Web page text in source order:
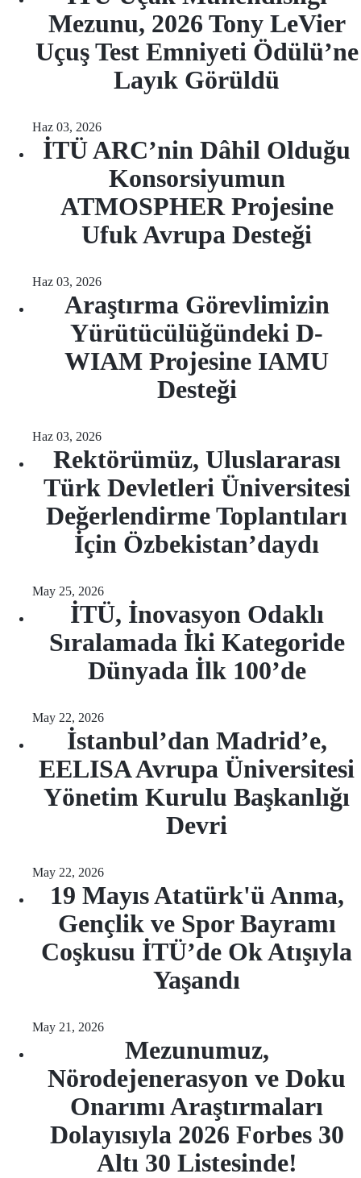
Mezunu, 2026 Tony LeVier
Uçuş Test Emniyeti Ödülü’ne
Layık Görüldü
Haz 03, 2026
İTÜ ARC’nin Dâhil Olduğu
Konsorsiyumun
ATMOSPHER Projesine
Ufuk Avrupa Desteği
Haz 03, 2026
Araştırma Görevlimizin
Yürütücülüğündeki D-
WIAM Projesine IAMU
Desteği
Haz 03, 2026
Rektörümüz, Uluslararası
Türk Devletleri Üniversitesi
Değerlendirme Toplantıları
İçin Özbekistan’daydı
May 25, 2026
İTÜ, İnovasyon Odaklı
Sıralamada İki Kategoride
Dünyada İlk 100’de
May 22, 2026
İstanbul’dan Madrid’e,
EELISA Avrupa Üniversitesi
Yönetim Kurulu Başkanlığı
Devri
May 22, 2026
19 Mayıs Atatürk'ü Anma,
Gençlik ve Spor Bayramı
Coşkusu İTÜ’de Ok Atışıyla
Yaşandı
May 21, 2026
Mezunumuz,
Nörodejenerasyon ve Doku
Onarımı Araştırmaları
Dolayısıyla 2026 Forbes 30
Altı 30 Listesinde!